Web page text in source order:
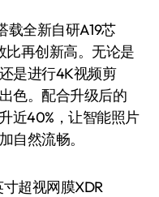
全新自研A19芯
比再创新高。无论是
是进行4K视频剪
色。配合升级后的
近40%，让智能照片
自然流畅。
超视网膜XDR